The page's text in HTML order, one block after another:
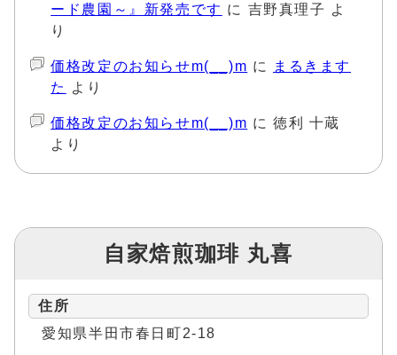
ード農園～』新発売です に 吉野真理子 よ
り
価格改定のお知らせm(__)m に
まるきます
た
より
価格改定のお知らせm(__)m に徳利 十蔵
より
自家焙煎珈琲 丸喜
住所
愛知県半田市春日町2-18